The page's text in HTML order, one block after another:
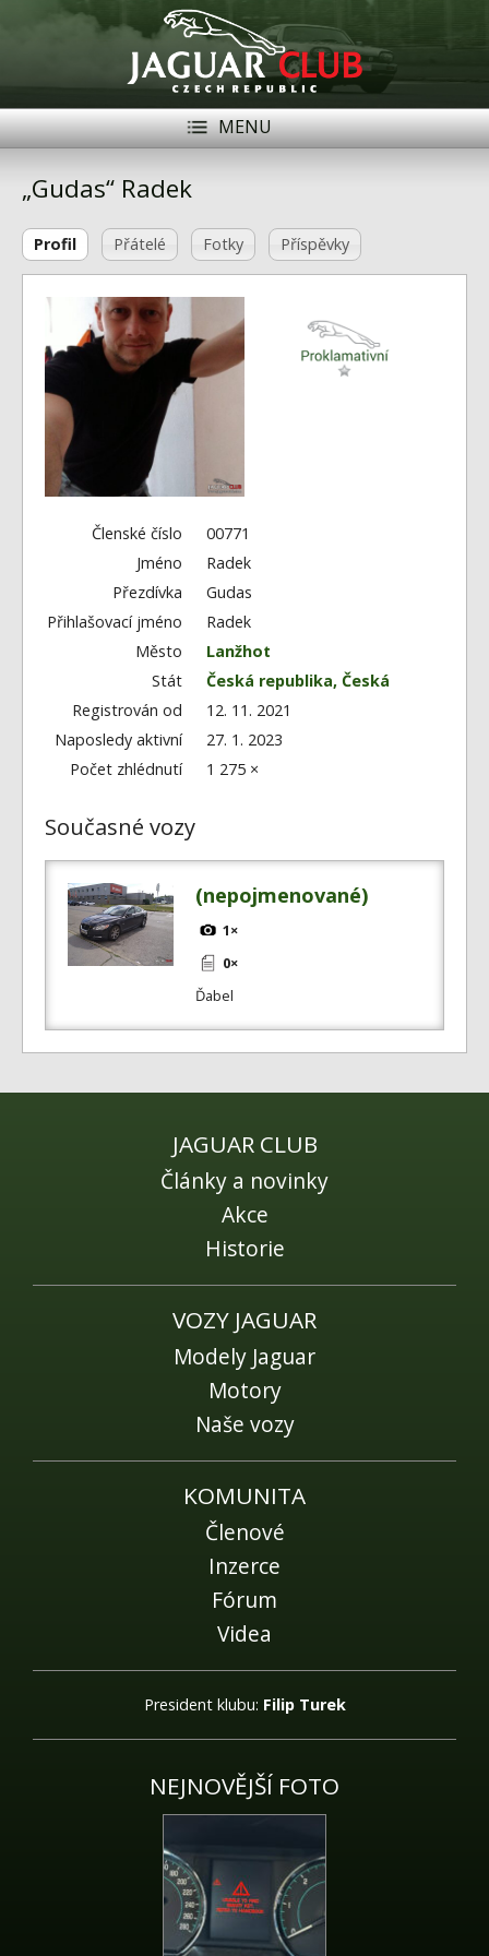
MENU
Modely Jaguar
Členové
Naše vozy
Akce
Inzerce
Fórum
„Gudas“ Radek
Profil Přátelé Fotky Příspěvky
Členské číslo
00771
Jméno
Radek
Přezdívka
Gudas
Přihlašovací jméno
Radek
Město
Lanžhot
Stát
Česká republika, Česká
Registrován od
12. 11. 2021
Naposledy aktivní
27. 1. 2023
Počet zhlédnutí
1 275 ×
Současné vozy
(nepojmenované)
1×
0×
Ďabel
JAGUAR CLUB
Články a novinky
Akce
Historie
VOZY JAGUAR
Modely Jaguar
Motory
Naše vozy
KOMUNITA
Členové
Inzerce
Fórum
Videa
President klubu: Filip Turek
NEJNOVĚJŠÍ FOTO